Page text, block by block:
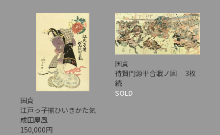
国貞
江戸っ子揃ひいきかた気
成田屋風
150,000円
国貞
待賢門源平合戦ノ図 3枚
続
SOLD